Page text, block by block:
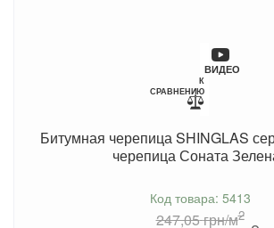
ВИДЕО
К
СРАВНЕНИЮ
Битумная черепица SHINGLAS
черепица Соната
Код товара: 5413
247,05грн/м2